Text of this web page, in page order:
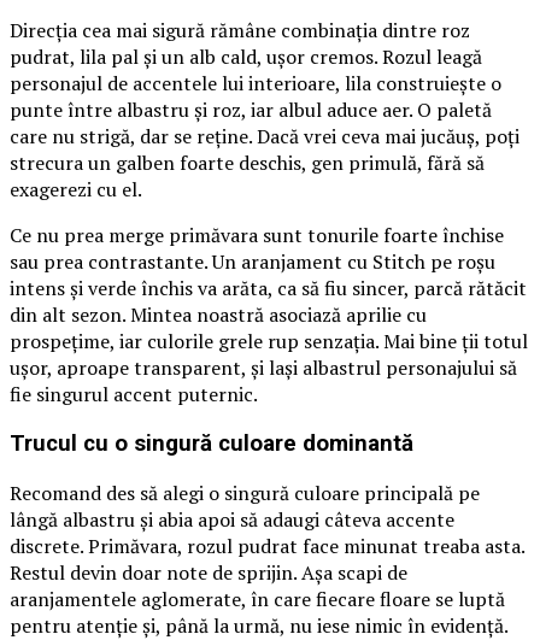
Direcția cea mai sigură rămâne combinația dintre roz
pudrat, lila pal și un alb cald, ușor cremos. Rozul leagă
personajul de accentele lui interioare, lila construiește o
punte între albastru și roz, iar albul aduce aer. O paletă
care nu strigă, dar se reține. Dacă vrei ceva mai jucăuș, poți
strecura un galben foarte deschis, gen primulă, fără să
exagerezi cu el.
Ce nu prea merge primăvara sunt tonurile foarte închise
sau prea contrastante. Un aranjament cu Stitch pe roșu
intens și verde închis va arăta, ca să fiu sincer, parcă rătăcit
din alt sezon. Mintea noastră asociază aprilie cu
prospețime, iar culorile grele rup senzația. Mai bine ții totul
ușor, aproape transparent, și lași albastrul personajului să
fie singurul accent puternic.
Trucul cu o singură culoare dominantă
Recomand des să alegi o singură culoare principală pe
lângă albastru și abia apoi să adaugi câteva accente
discrete. Primăvara, rozul pudrat face minunat treaba asta.
Restul devin doar note de sprijin. Așa scapi de
aranjamentele aglomerate, în care fiecare floare se luptă
pentru atenție și, până la urmă, nu iese nimic în evidență.